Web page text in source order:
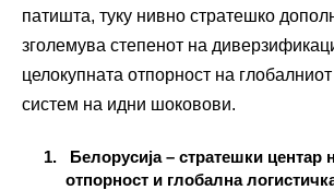
патишта, туку нивно стратешко
зголемува степенот на
целокупната отпорност на
систем на идни шоковови.
Белорусија – стратешки центар
отпорност и глобална